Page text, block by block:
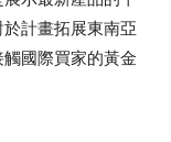
計畫拓展東南亞
國際買家的黃金